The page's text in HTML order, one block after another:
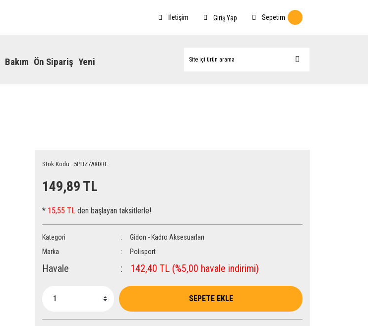
İletişim Giriş Yap Sepetim
Bakım Ön Sipariş Yeni
Stok Kodu : 5PHZ7AXDRE
149,89 TL
* 15,55 TL den başlayan taksitlerle!
Kategori
Gidon - Kadro Aksesuarları
Marka
Polisport
Havale 142,40 TL (%5,00 havale indirimi)
SEPETE EKLE